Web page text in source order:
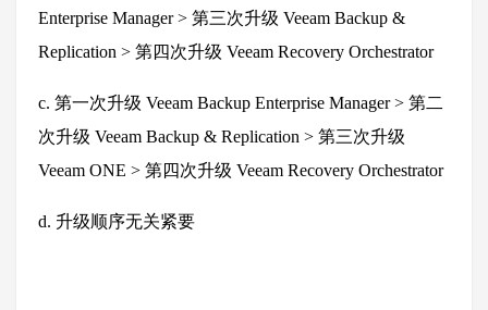
Enterprise Manager > 第三次升级 Veeam Backup &
Replication > 第四次升级 Veeam Recovery Orchestrator
c. 第一次升级 Veeam Backup Enterprise Manager > 第二
次升级 Veeam Backup & Replication > 第三次升级
Veeam ONE > 第四次升级 Veeam Recovery Orchestrator
d. 升级顺序无关紧要